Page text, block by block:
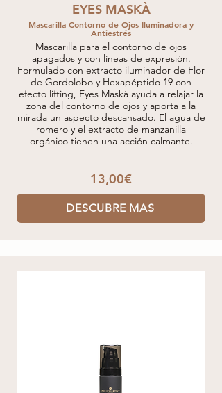
EYES MASKÀ
Mascarilla Contorno de Ojos Iluminadora y
Antiestrés
Mascarilla para el contorno de ojos
apagados y con líneas de expresión.
Formulado con extracto iluminador de Flor
de Gordolobo y Hexapéptido 19 con
efecto lifting, Eyes Maskà ayuda a relajar la
zona del contorno de ojos y aporta a la
mirada un aspecto descansado. El agua de
romero y el extracto de manzanilla
orgánico tienen una acción calmante.
13,00€
DESCUBRE MÁS